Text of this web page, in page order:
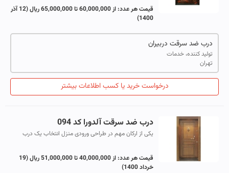
قیمت هر عدد:از 60,000,000 تا 65,000,000 ریال
(12 آذر
1400)
درب ضد سرقت دربیران
تولید کننده، خدمات
تهران
درخواست خرید یا کسب اطلاعات بیشتر
درب ضد سرقت آلدورا کد 094
یکی از ارکان مهم در طراحی ورودی منزل انتخاب یک درب
قیمت هر عدد:از 40,000,000 تا 51,000,000 ریال
(19
خرداد 1400)